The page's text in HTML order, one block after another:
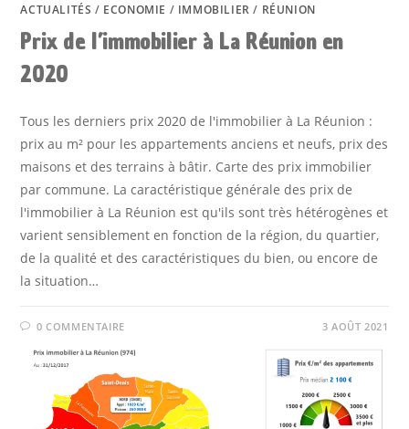
ACTUALITÉS / ECONOMIE / IMMOBILIER / RÉUNION
Prix de l’immobilier à La Réunion en
2020
Tous les derniers prix 2020 de l'immobilier à La Réunion :
prix au m² pour les appartements anciens et neufs, prix des
maisons et des terrains à bâtir. Carte des prix immobilier
par commune. La caractéristique générale des prix de
l'immobilier à La Réunion est qu'ils sont très hétérogènes et
varient sensiblement en fonction de la région, du quartier,
de la qualité et des caractéristiques du bien, ou encore de
la situation…
0 COMMENTAIRE 3 AOÛT 2021